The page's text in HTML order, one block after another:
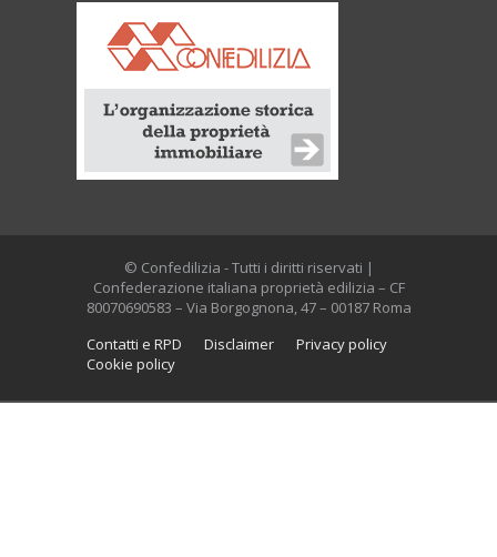
© Confedilizia - Tutti i diritti riservati |
Confederazione italiana proprietà edilizia – CF
80070690583 – Via Borgognona, 47 – 00187 Roma
Contatti e RPD
Disclaimer
Privacy policy
Cookie policy